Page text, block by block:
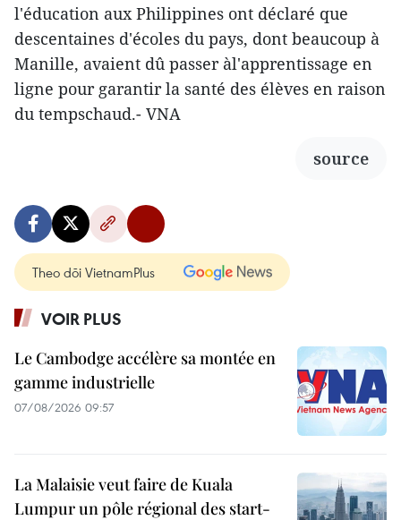
l'éducation aux Philippines ont déclaré que
descentaines d'écoles du pays, dont beaucoup à
Manille, avaient dû passer àl'apprentissage en
ligne pour garantir la santé des élèves en raison
du tempschaud.- VNA
source
Theo dõi VietnamPlus
VOIR PLUS
Le Cambodge accélère sa montée en
gamme industrielle
07/08/2026 09:57
La Malaisie veut faire de Kuala
Lumpur un pôle régional des start-